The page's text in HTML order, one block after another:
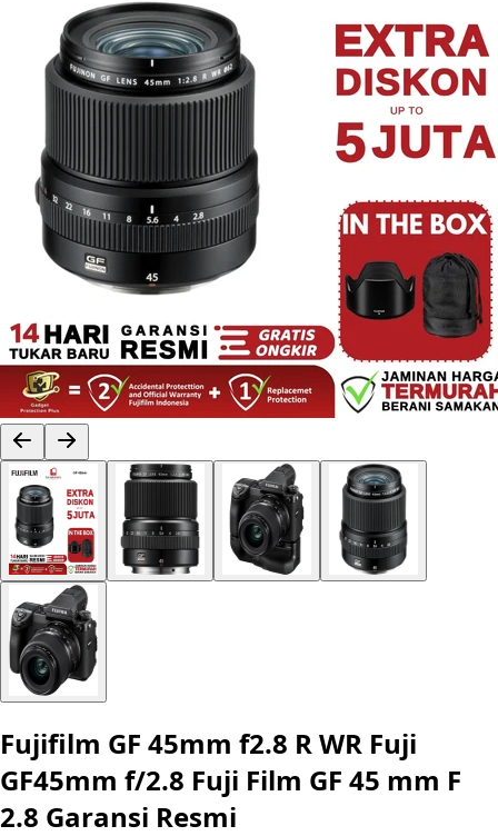
Fujifilm GF 45mm f2.8 R WR Fuji
GF45mm f/2.8 Fuji Film GF 45 mm F
2.8 Garansi Resmi